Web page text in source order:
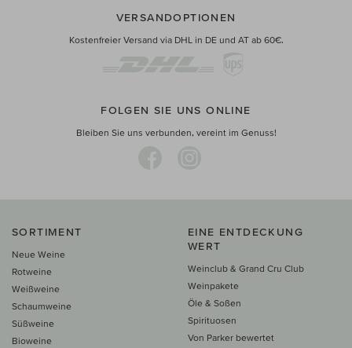
VERSANDOPTIONEN
Kostenfreier Versand via DHL in DE und AT ab 60€.
FOLGEN SIE UNS ONLINE
Bleiben Sie uns verbunden, vereint im Genuss!
SORTIMENT
Neue Weine
Rotweine
Weißweine
Schaumweine
Süßweine
Bioweine
EINE ENTDECKUNG
WERT
Weinclub & Grand Cru Club
Weinpakete
Öle & Soßen
Spirituosen
Von Parker bewertet